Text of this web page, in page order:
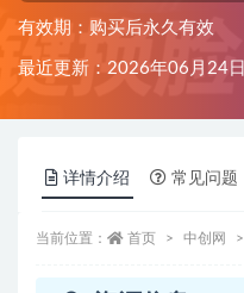
有效期：购买后永久有效
最近更新：2026年06月24日
详情介绍 常见问题
当前位置： 首页 中创网